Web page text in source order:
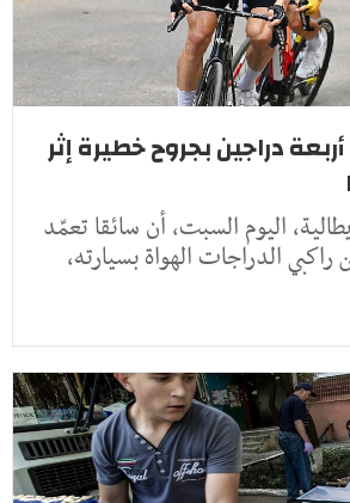
دراجين بجروح خطيرة إثر
اليوم السبت، أن سائقا تعمّد
الدراجات الهواة بسيارته،